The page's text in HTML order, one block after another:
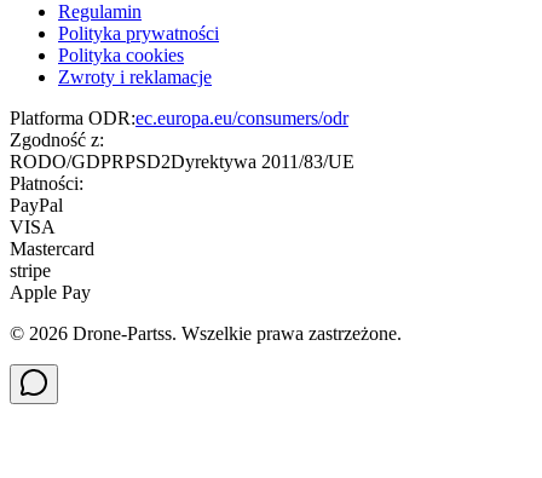
Regulamin
Polityka prywatności
Polityka cookies
Zwroty i reklamacje
Platforma ODR:ec.europa.eu/consumers/odr
Zgodność z:
RODO/GDPRPSD2Dyrektywa 2011/83/UE
Płatności:
PayPal
VISA
Mastercard
stripe
Apple Pay
© 2026 Drone-Partss. Wszelkie prawa zastrzeżone.